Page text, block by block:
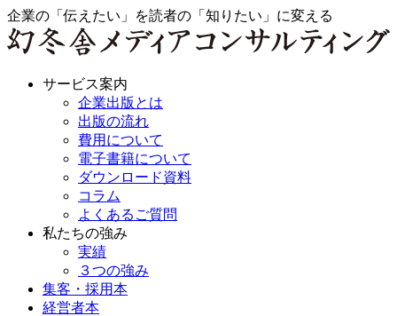
企業の「伝えたい」を読者の「知りたい」に変える
サービス案内
企業出版とは
出版の流れ
費用について
電子書籍について
ダウンロード資料
コラム
よくあるご質問
私たちの強み
実績
３つの強み
集客・採用本
経営者本